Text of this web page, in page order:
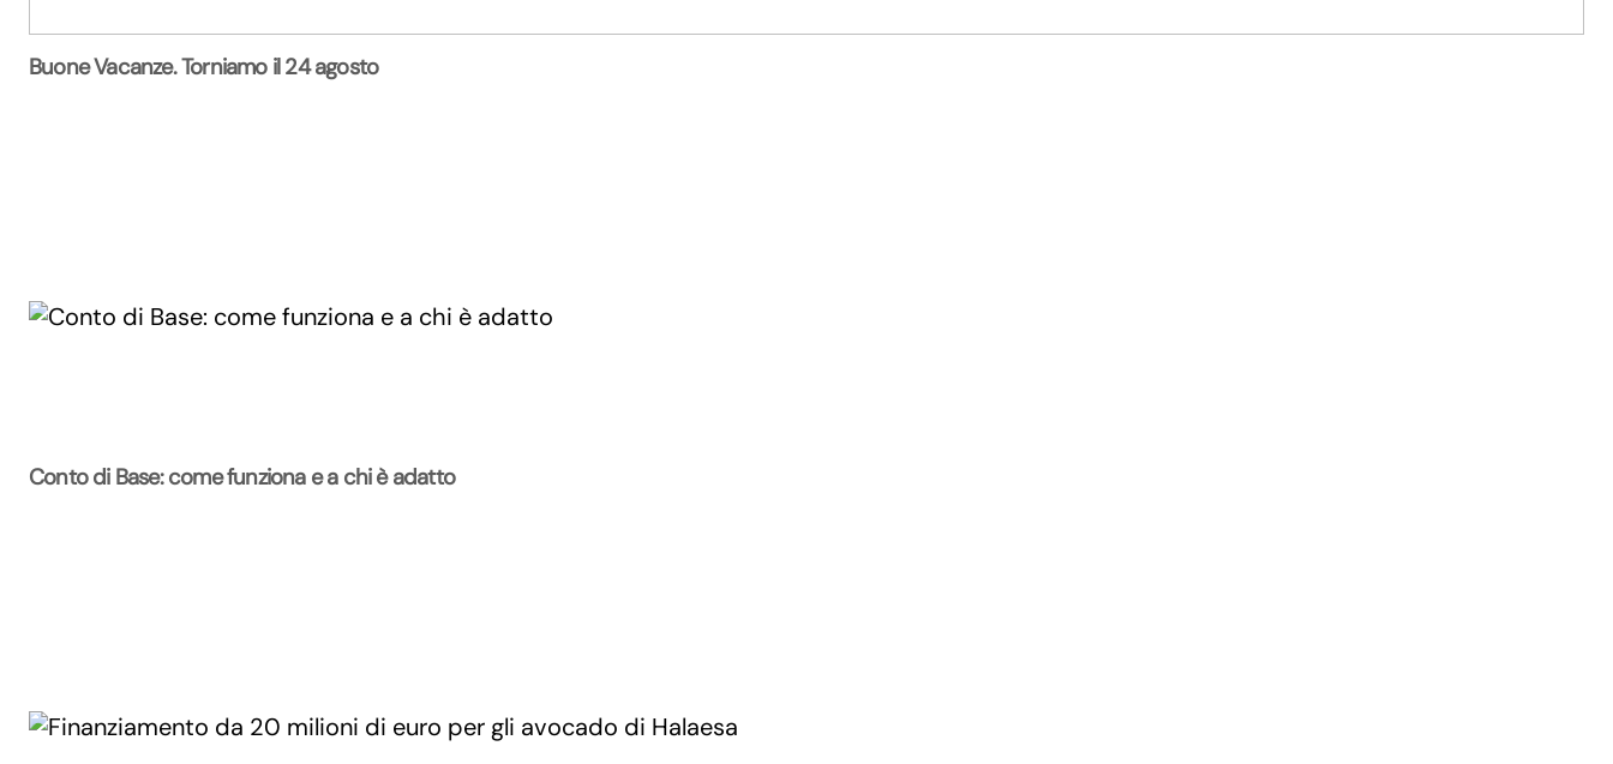
Buone Vacanze. Torniamo il 24 agosto
Conto di Base: come funziona e a chi è adatto